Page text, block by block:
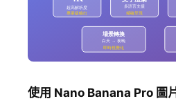
使用 Nano Banana Pro 圖